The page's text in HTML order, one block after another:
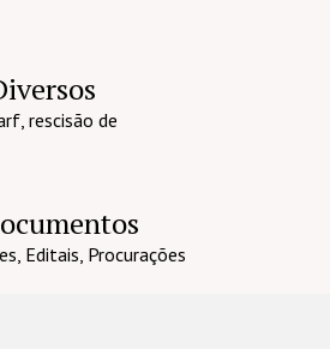
rescisão de
Editais, Procurações